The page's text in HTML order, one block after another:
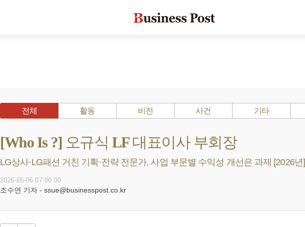
전체 활동 비전 사건 기타
[Who Is ?] 오규식 LF 대표이사 부회장
LG상사·LG패션 거친 기획·전략 전문가, 사업 부문별 수익성 개선은 과제 [2026년]
2026-05-06 07:00:00
조수연 기자 - ssue@businesspost.co.kr